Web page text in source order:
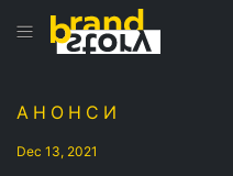
АНОНСИ
Dec 13, 2021